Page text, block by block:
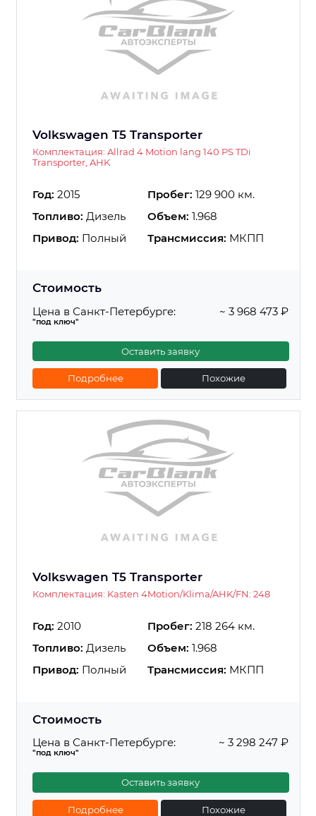
Volkswagen T5 Transporter
Комплектация: Allrad 4 Motion lang 140 PS TDi
Transporter, AHK
Год: 2015 Пробег: 129 900 км.
Топливо: Дизель Объем: 1.968
Привод: Полный Трансмиссия: МКПП
Стоимость
Цена в Санкт-Петербурге:
"под ключ"
~ 3 968 473 ₽
Оставить заявку
Подробнее Похожие
Volkswagen T5 Transporter
Комплектация: Kasten 4Motion/Klima/AHK/FN: 248
Год: 2010 Пробег: 218 264 км.
Топливо: Дизель Объем: 1.968
Привод: Полный Трансмиссия: МКПП
Стоимость
Цена в Санкт-Петербурге:
"под ключ"
~ 3 298 247 ₽
Оставить заявку
Подробнее Похожие